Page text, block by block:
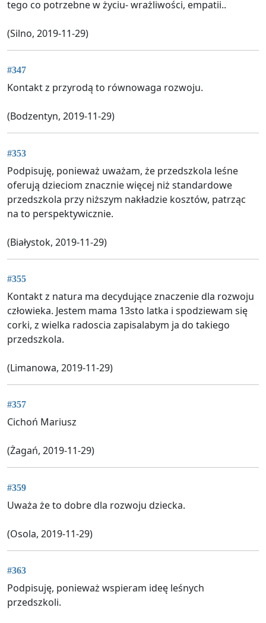
tego co potrzebne w życiu- wrażliwości, empatii..
(Silno, 2019-11-29)
#347
Kontakt z przyrodą to równowaga rozwoju.
(Bodzentyn, 2019-11-29)
#353
Podpisuję, ponieważ uważam, że przedszkola leśne
oferują dzieciom znacznie więcej niż standardowe
przedszkola przy niższym nakładzie kosztów, patrząc
na to perspektywicznie.
(Białystok, 2019-11-29)
#355
Kontakt z natura ma decydujące znaczenie dla rozwoju
człowieka. Jestem mama 13sto latka i spodziewam się
corki, z wielka radoscia zapisalabym ja do takiego
przedszkola.
(Limanowa, 2019-11-29)
#357
Cichoń Mariusz
(Żagań, 2019-11-29)
#359
Uważa że to dobre dla rozwoju dziecka.
(Osola, 2019-11-29)
#363
Podpisuję, ponieważ wspieram ideę leśnych
przedszkoli.